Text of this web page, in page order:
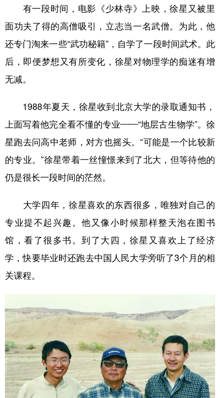
有一段时间，电影《少林寺》上映，徐星又被里
面功夫了得的高僧吸引，立志当一名武僧。为此，他
还专门淘来一些“武功秘籍”，自学了一段时间武术。此
后，即便梦想又有所变化，徐星对物理学的痴迷有增
无减。
1988年夏天，徐星收到北京大学的录取通知书，
上面写着他完全看不懂的专业——“地层古生物学”。徐
星跑去问高中老师，对方也摇头。“可能是一个比较新
的专业。”徐星带着一丝憧憬来到了北大，但等待他的
仍是很长一段时间的茫然。
大学四年，徐星喜欢的东西很多，唯独对自己的
专业提不起兴趣。他又像小时候那样整天泡在图书
馆，看了很多书。到了大四，徐星又喜欢上了经济
学，快要毕业时还跑去中国人民大学旁听了3个月的相
关课程。